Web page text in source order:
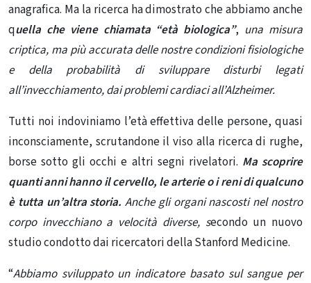
anagrafica. Ma la ricerca ha dimostrato che abbiamo anche
quella che viene chiamata “età biologica”, una misura
criptica, ma più accurata delle nostre condizioni fisiologiche
e della probabilità di sviluppare disturbi legati
all’invecchiamento, dai problemi cardiaci all’Alzheimer.
Tutti noi indoviniamo l’età effettiva delle persone, quasi
inconsciamente, scrutandone il viso alla ricerca di rughe,
borse sotto gli occhi e altri segni rivelatori. Ma scoprire
quanti anni hanno il cervello, le arterie o i reni di qualcuno
è tutta un’altra storia. Anche gli organi nascosti nel nostro
corpo invecchiano a velocità diverse, secondo un nuovo
studio condotto dai ricercatori della Stanford Medicine.
“Abbiamo sviluppato un indicatore basato sul sangue per